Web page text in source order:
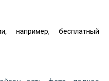
например, бесплатный